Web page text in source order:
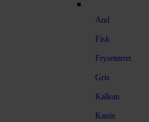
And
Fisk
Frysetørret
Gris
Kalkun
Kanin